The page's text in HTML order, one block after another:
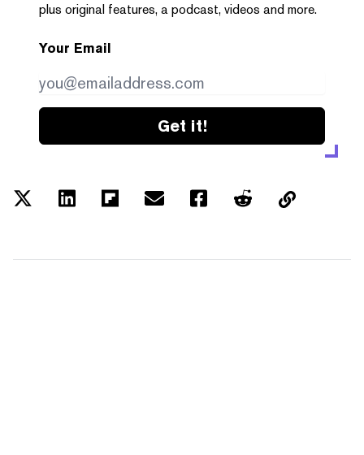
plus original features, a podcast, videos and more.
Your Email
Get it!